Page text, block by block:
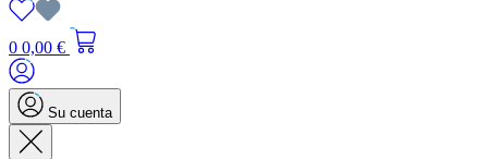
0 0,00 €
Su cuenta